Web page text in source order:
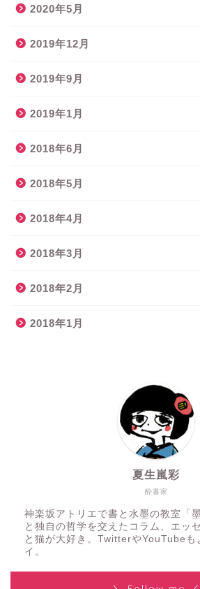
2020年5月
2019年12月
2019年9月
2019年1月
2018年6月
2018年5月
2018年4月
2018年3月
2018年2月
2018年1月
酔書家
夏生嵐彩
神楽坂アトリエで書と水墨の教室「
と独自の哲学を交えたコラム、エッ
と猫が大好き。TwitterやYouTubeも
イ。